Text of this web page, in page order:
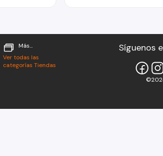
Más...
Ver todas las
categorías Tiendas
Síguenos